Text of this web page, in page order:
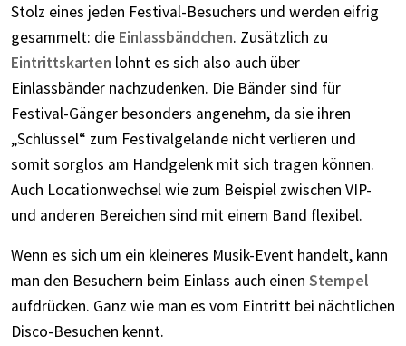
Stolz eines jeden Festival-Besuchers und werden eifrig
gesammelt: die Einlassbändchen. Zusätzlich zu
Eintrittskarten lohnt es sich also auch über
Einlassbänder nachzudenken. Die Bänder sind für
Festival-Gänger besonders angenehm, da sie ihren
„Schlüssel“ zum Festivalgelände nicht verlieren und
somit sorglos am Handgelenk mit sich tragen können.
Auch Locationwechsel wie zum Beispiel zwischen VIP-
und anderen Bereichen sind mit einem Band flexibel.
Wenn es sich um ein kleineres Musik-Event handelt, kann
man den Besuchern beim Einlass auch einen Stempel
aufdrücken. Ganz wie man es vom Eintritt bei nächtlichen
Disco-Besuchen kennt.